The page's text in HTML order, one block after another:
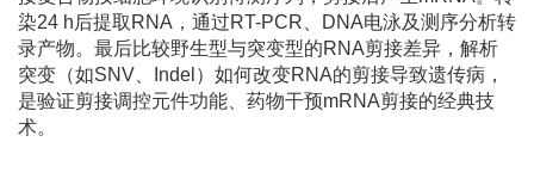
染24 h后提取RNA，通过RT-PCR、DNA电泳及测序分析转
录产物。最后比较野生型与突变型的RNA剪接差异，解析
突变（如SNV、Indel）如何改变RNA的剪接导致遗传病，
是验证剪接调控元件功能、药物干预mRNA剪接的经典技
术。